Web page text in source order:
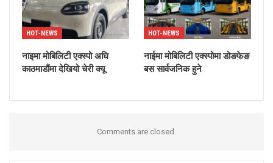
HOT-NEWS
नाइमा मोबिलिटी एक्स्पो अघि
काठमाडौंमा देखियो चेरी क्यू
HOT-NEWS
नाईमा मोबिलिटी एक्स्पोमा डोङफेङ
बस सार्वजनिक हुने
Comments are closed.